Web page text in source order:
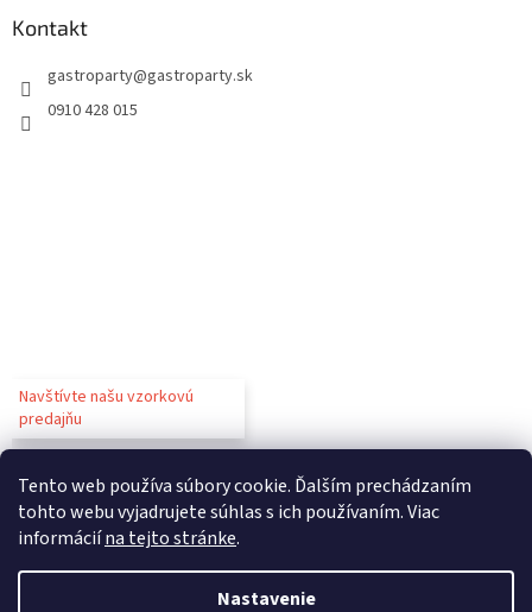
Tento web používa súbory cookie. Ďalším prechádzaním
tohto webu vyjadrujete súhlas s ich používaním. Viac
informáciína tejto stránke.
Nastavenie
Kontakt
gastroparty@gastroparty.sk
0910 428 015
Navštívte našu vzorkovú
predajňu